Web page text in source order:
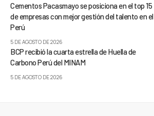
Cementos Pacasmayo se posiciona en el top 15
de empresas con mejor gestión del talento en el
Perú
5 DE AGOSTO DE 2026
BCP recibió la cuarta estrella de Huella de
Carbono Perú del MINAM
5 DE AGOSTO DE 2026